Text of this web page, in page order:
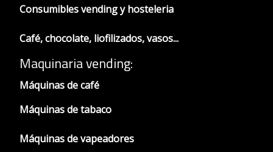
Consumibles vending y hosteleria
Café, chocolate, liofilizados, vasos...
Maquinaria vending:
Máquinas de café
Máquinas de tabaco
Máquinas de vapeadores